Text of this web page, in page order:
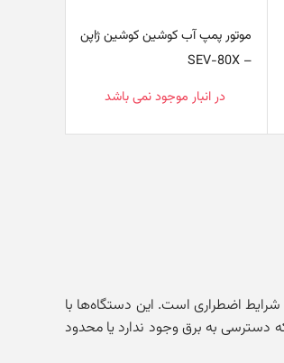
موتور پمپ آب کوشین کوشین ژاپن
– SEV-80X
در انبار موجود نمی باشد
شرایط اضطراری است. این دستگاه‌ها با
دسترسی به برق وجود ندارد یا محدود